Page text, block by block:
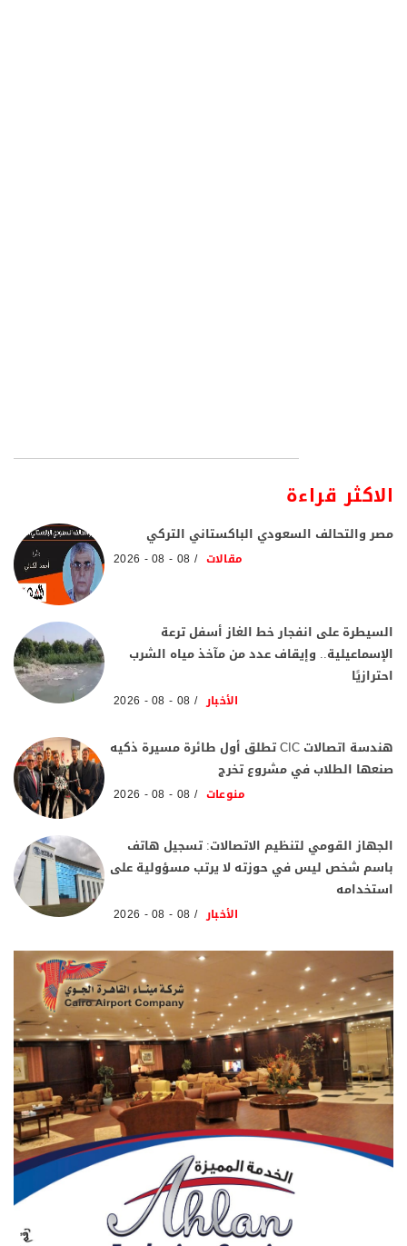
الاكثر قراءة
مصر والتحالف السعودي الباكستاني التركي
مقالات 08 - 08 - 2026
السيطرة على انفجار خط الغاز أسفل ترعة
الإسماعيلية.. وإيقاف عدد من مآخذ مياه الشرب
احترازيًا
الأخبار 08 - 08 - 2026
هندسة اتصالات CIC تطلق أول طائرة مسيرة ذكيه
صنعها الطلاب في مشروع تخرج
منوعات 08 - 08 - 2026
الجهاز القومي لتنظيم الاتصالات: تسجيل هاتف
باسم شخص ليس في حوزته لا يرتب مسؤولية على
استخدامه
الأخبار 08 - 08 - 2026